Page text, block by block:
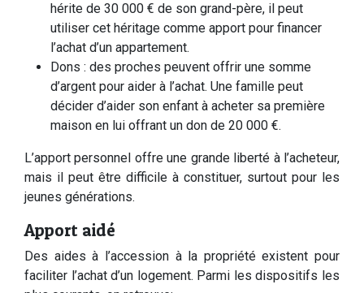
hérite de 30 000 € de son grand-père, il peut
utiliser cet héritage comme apport pour financer
l’achat d’un appartement.
Dons : des proches peuvent offrir une somme
d’argent pour aider à l’achat. Une famille peut
décider d’aider son enfant à acheter sa première
maison en lui offrant un don de 20 000 €.
L’apport personnel offre une grande liberté à l’acheteur,
mais il peut être difficile à constituer, surtout pour les
jeunes générations.
Apport aidé
Des aides à l’accession à la propriété existent pour
faciliter l’achat d’un logement. Parmi les dispositifs les